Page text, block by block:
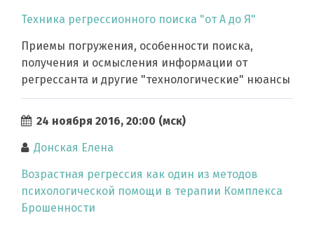
Техника регрессионного поиска "от А до Я"
Приемы погружения, особенности поиска,
получения и осмысления информации от
регрессанта и другие "технологические" нюансы
24 ноября 2016, 20:00 (мск)
Донская Елена
Возрастная регрессия как один из методов
психологической помощи в терапии Комплекса
Брошенности